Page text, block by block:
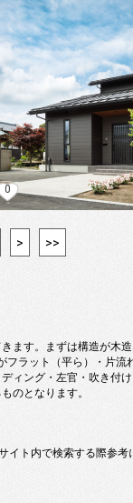
0
> >>
ます。まずは構造が木
ラット（平ら）・片流
ィング・左官・吹き付
のとなります。
イト内で検索する際参考